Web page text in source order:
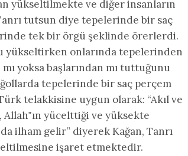
yükseltilmekte ve diğer insanların
tutsun diye tepelerinde bir saç
tek bir örgü şeklinde örerlerdi.
yükseltirken onlarında tepelerinden
yoksa başlarından mı tuttuğunu
tepelerinde bir saç perçem
telakkisine uygun olarak: “Akıl ve
yücelttiği ve yüksekte
ilham gelir” diyerek Kağan, Tanrı
işaret etmektedir.